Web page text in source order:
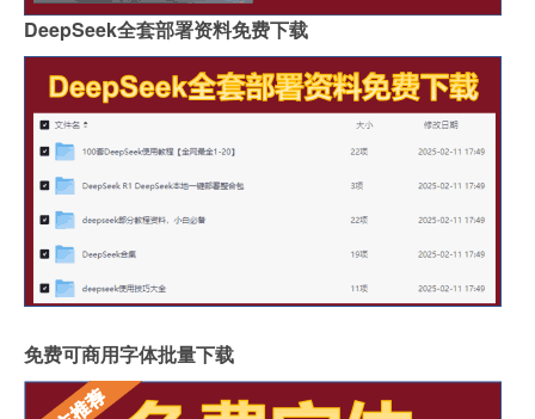
DeepSeek全套部署资料免费下载
免费可商用字体批量下载